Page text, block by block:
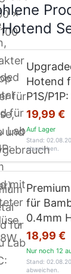
Hotend
P1S/
19,99 €
Auf Lager
Stand:
abweichen.
für
0.4mm
18,99 €
Nur noch 12
Stand:
abweichen.